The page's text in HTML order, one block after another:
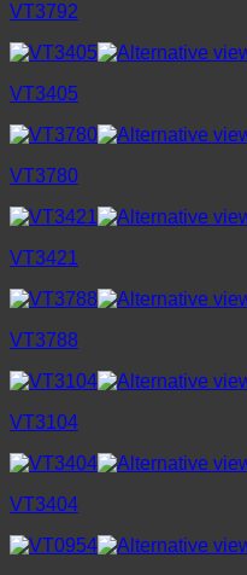
VT3792
VT3405
VT3780
VT3421
VT3788
VT3104
VT3404